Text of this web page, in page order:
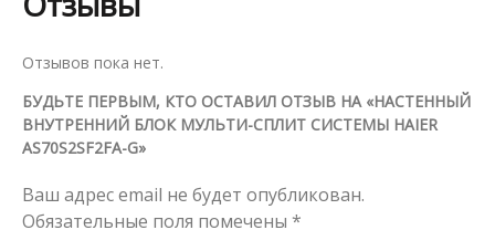
Отзывов пока нет.
БУДЬТЕ ПЕРВЫМ, КТО ОСТАВИЛ ОТЗЫВ НА «НАСТЕННЫЙ
ВНУТРЕННИЙ БЛОК МУЛЬТИ-СПЛИТ СИСТЕМЫ HAIER
AS70S2SF2FA-G»
Ваш адрес email не будет опубликован.
Обязательные поля помечены *